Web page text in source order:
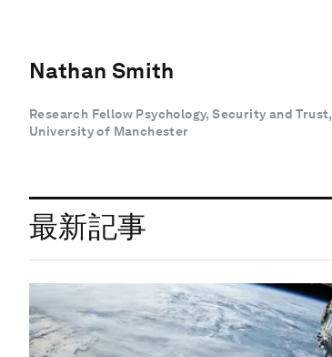
Nathan Smith
Research Fellow Psychology, Security and Trust,
University of Manchester
最新記事